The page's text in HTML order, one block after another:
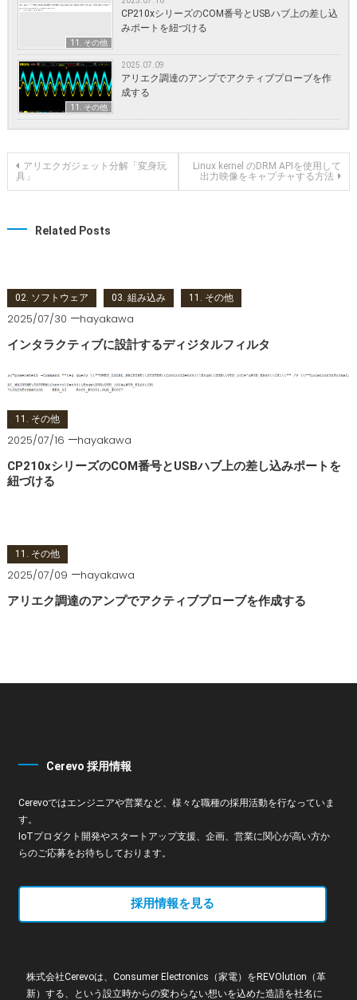
11. その他
CP210xシリーズのCOM番号とUSBハブ上の差し込
みポートを紐づける
11. その他
2025.07.09
アリエク調達のアンプでアクティブプローブを作
成する
投稿ナビゲーション
アリエクガジェット分解「変身玩
具」
Linux kernel のDRM APIを使用して
出力映像をキャプチャする方法
Related Posts
02. ソフトウェア 03. 組み込み 11. その他
2025/07/30 hayakawa
インタラクティブに設計するディジタルフィルタ
11. その他
2025/07/16 hayakawa
CP210xシリーズのCOM番号とUSBハブ上の差し込みポートを
紐づける
11. その他
2025/07/09 hayakawa
アリエク調達のアンプでアクティブプローブを作成する
Cerevo 採用情報
Cerevoではエンジニアや営業など、様々な職種の採用活動を行なっていま
す。
IoTプロダクト開発やスタートアップ支援、企画、営業に関心が高い方か
らのご応募をお待ちしております。
採用情報を見る
株式会社Cerevoは、Consumer Electronics（家電）をREVOlution（革
新）する、という設立時からの変わらない想いを込めた造語を社名に